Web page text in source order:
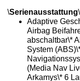
\Serienausstattung\
Adaptive
Airbag
abschaltbar\*
System
(Media Nav
Arkamys\* 6